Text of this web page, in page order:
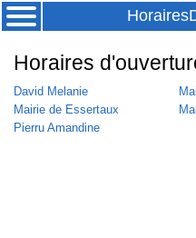
Horaires
David Melanie
Mairie de Essertaux
Pierru Amandine